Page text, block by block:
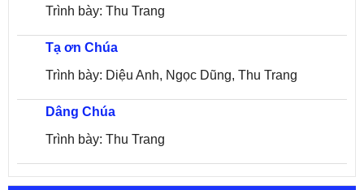
Trình bày: Thu Trang
Tạ ơn Chúa
Trình bày: Diệu Anh, Ngọc Dũng, Thu Trang
Dâng Chúa
Trình bày: Thu Trang